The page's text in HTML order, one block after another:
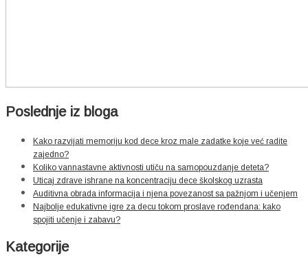
Poslednje iz bloga
Kako razvijati memoriju kod dece kroz male zadatke koje već radite
zajedno?
Koliko vannastavne aktivnosti utiču na samopouzdanje deteta?
Uticaj zdrave ishrane na koncentraciju dece školskog uzrasta
Auditivna obrada informacija i njena povezanost sa pažnjom i učenjem
Najbolje edukativne igre za decu tokom proslave rođendana: kako
spojiti učenje i zabavu?
Kategorije